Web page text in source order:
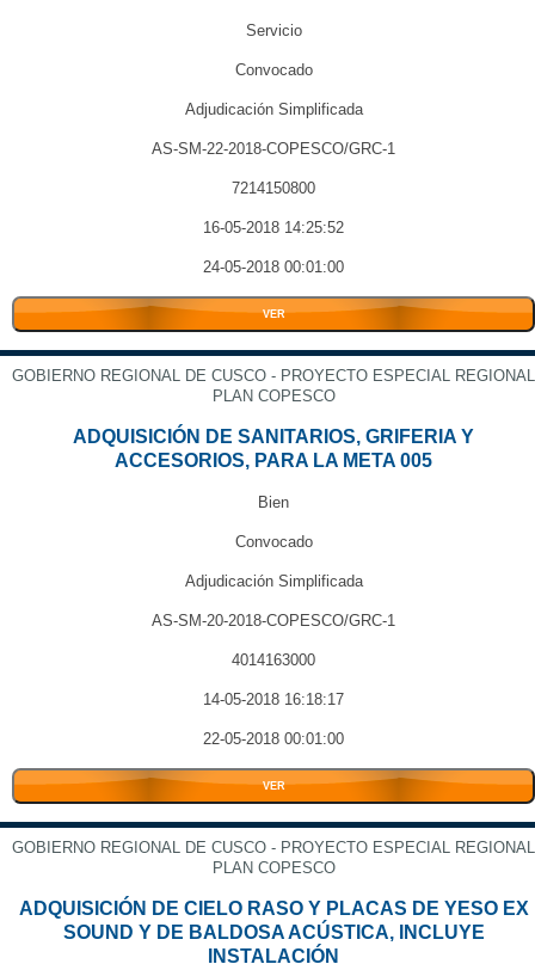
Servicio
Convocado
Adjudicación Simplificada
AS-SM-22-2018-COPESCO/GRC-1
7214150800
16-05-2018 14:25:52
24-05-2018 00:01:00
VER
GOBIERNO REGIONAL DE CUSCO - PROYECTO ESPECIAL REGIONAL
PLAN COPESCO
ADQUISICIÓN DE SANITARIOS, GRIFERIA Y
ACCESORIOS, PARA LA META 005
Bien
Convocado
Adjudicación Simplificada
AS-SM-20-2018-COPESCO/GRC-1
4014163000
14-05-2018 16:18:17
22-05-2018 00:01:00
VER
GOBIERNO REGIONAL DE CUSCO - PROYECTO ESPECIAL REGIONAL
PLAN COPESCO
ADQUISICIÓN DE CIELO RASO Y PLACAS DE YESO EX
SOUND Y DE BALDOSA ACÚSTICA, INCLUYE
INSTALACIÓN